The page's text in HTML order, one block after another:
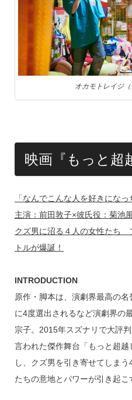
オカモトレイジ（
映画『もっと超
「なんでこんな人を好きになっ
主演：前田敦子×彼氏役：菊池
クズ男に沼る４人の女性たち
トルが爆誕！
INTRODUCTION
原作・脚本は、演劇界最高の
に4度選出されるなど演劇界の
宗子。2015年スズナリで大評
言われた傑作舞台「もっと超
し、クズ男を引き寄せてしま
たちの意地とパワーが引き起こ